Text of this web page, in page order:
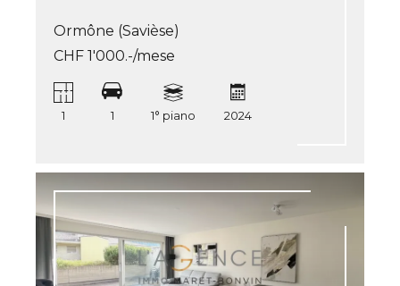
Ormône (Savièse)
CHF 1'000.-/mese
1 1 1° piano 2024